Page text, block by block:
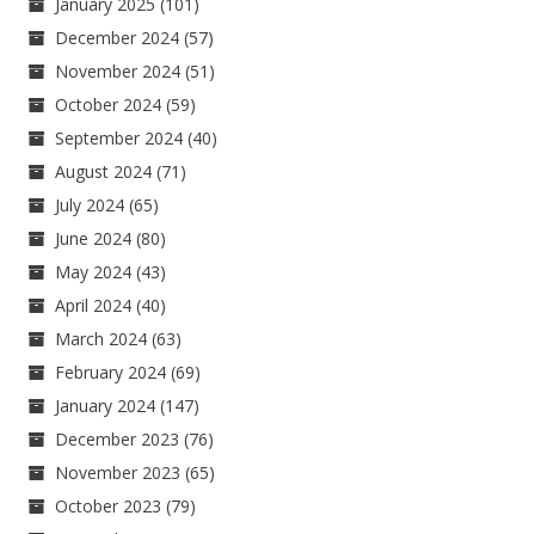
December 2024 (57)
November 2024 (51)
October 2024 (59)
September 2024 (40)
August 2024 (71)
July 2024 (65)
June 2024 (80)
May 2024 (43)
April 2024 (40)
March 2024 (63)
February 2024 (69)
January 2024 (147)
December 2023 (76)
November 2023 (65)
October 2023 (79)